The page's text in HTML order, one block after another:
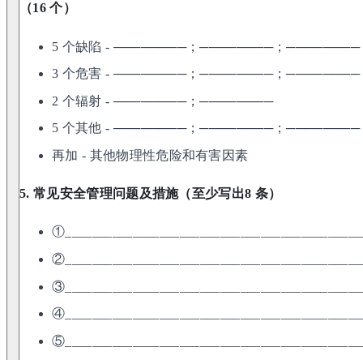
（16 个）
5 个缺陷 - ────────；────────；
3 个危害 - ────────；────────；────────
2 个辐射 - ────────；────────
5 个其他 - ────────；────────；
再加 - 其他物理性危险和有害因素
5. 常见安全管理问题及措施（至少写出8 条）